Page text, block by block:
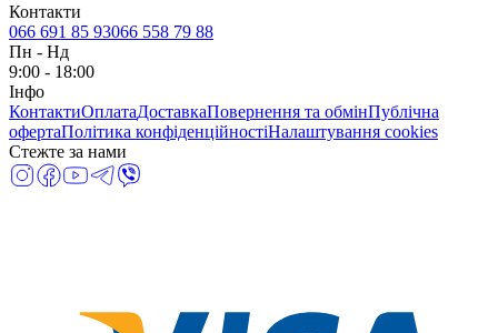
Контакти
066 691 85 93066 558 79 88
Пн - Нд
9:00 - 18:00
Інфо
КонтактиОплатаДоставкаПовернення та обмінПублічна
офертаПолітика конфіденційностіНалаштування cookies
Стежте за нами